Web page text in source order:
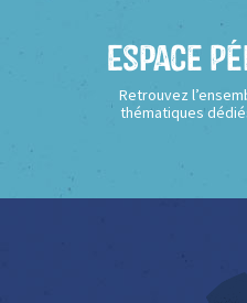
Espace
Retrouvez
thématiques